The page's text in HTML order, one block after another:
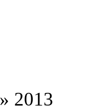
2013